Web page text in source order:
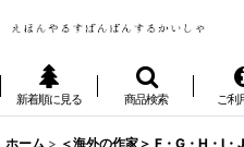
新着順に見る 商品検索 ご利
ホーム > ＜海外の作家＞ F・G・H・I・J